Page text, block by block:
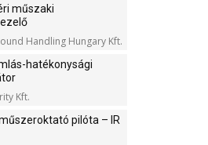
műszaki
Handling Hungary Kft.
hatékonysági
Kft.
pilóta – IR